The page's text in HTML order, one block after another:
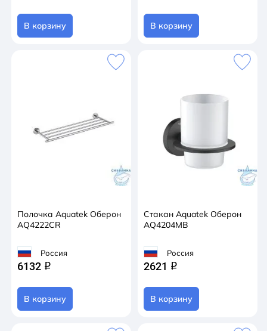
В корзину В корзину
Полочка Aquatek Оберон
AQ4222CR
Россия
6132 q
В корзину
Стакан Aquatek Оберон
AQ4204MB
Россия
2621 q
В корзину